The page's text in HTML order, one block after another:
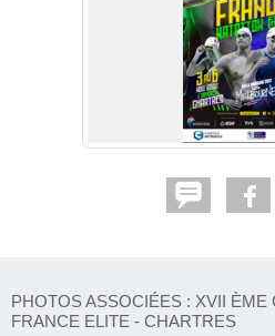
PHOTOS ASSOCIÉES : XVII ÈME
FRANCE ELITE - CHARTRES